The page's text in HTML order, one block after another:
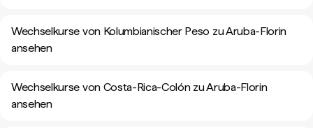
Wechselkurse von Kolumbianischer Peso zu Aruba-Florin
ansehen
Wechselkurse von Costa-Rica-Colón zu Aruba-Florin
ansehen